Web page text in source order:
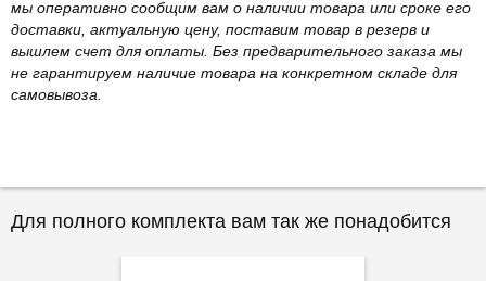
мы оперативно сообщим вам о наличии товара или сроке его
доставки, актуальную цену, поставим товар в резерв и
вышлем счет для оплаты. Без предварительного заказа мы
не гарантируем наличие товара на конкретном складе для
самовывоза.
Для полного комплекта вам так же понадобится